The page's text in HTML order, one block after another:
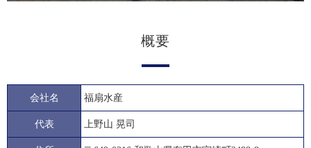
概要
会社名 福扇水産
代表 上野山 晃司